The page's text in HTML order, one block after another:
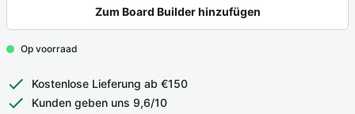
Zum Board Builder hinzufügen
Op voorraad
Kostenlose Lieferung ab €150
Kunden geben uns 9,6/10